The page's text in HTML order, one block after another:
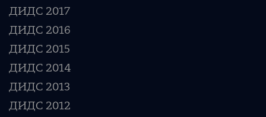
ДИДС 2017
ДИДС 2016
ДИДС 2015
ДИДС 2014
ДИДС 2013
ДИДС 2012